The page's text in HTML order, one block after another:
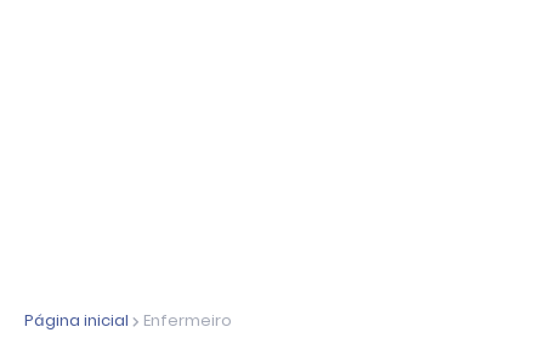
Página inicial Enfermeiro